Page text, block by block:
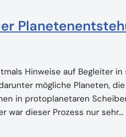
Hinweise auf Begleiter in
mögliche Planeten,
in protoplanetaren
war dieser Prozess nur sehr…